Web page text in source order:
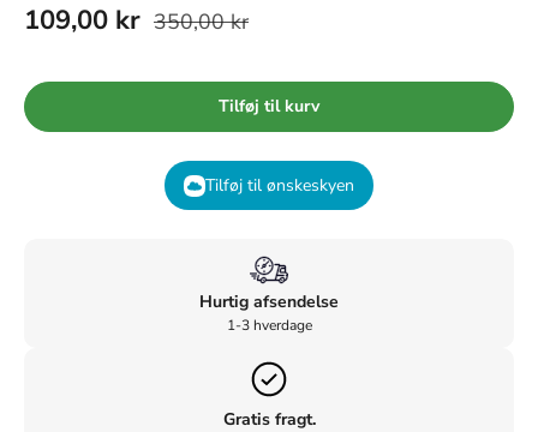
109,00 kr 350,00 kr
Tilføj til kurv
Tilføj til ønskeskyen
Hurtig afsendelse
1-3 hverdage
Gratis fragt.